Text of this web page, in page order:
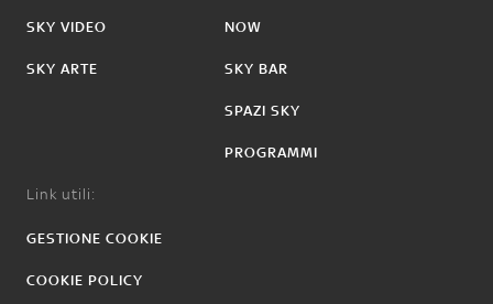
SKY VIDEO
SKY ARTE
NOW
SKY BAR
SPAZI SKY
PROGRAMMI
Link utili:
GESTIONE COOKIE
COOKIE POLICY